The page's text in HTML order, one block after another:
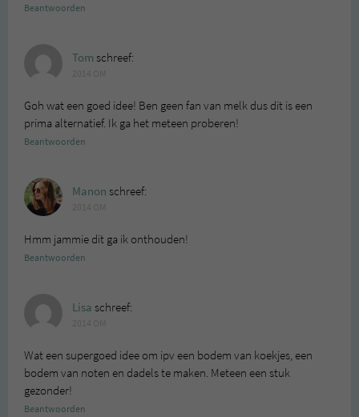
Beantwoorden
Tom schreef:
Goh wat een goed idee! Ben geen fan van melk dus dit is een
prima alternatief. Ik ga het meteen proberen!
Beantwoorden
Manon schreef:
Hmm jammie dit ga ik onthouden!
Beantwoorden
Lisa schreef:
Wat een supergoed idee om ipv een bodem van koekjes, een
bodem van noten en dadels te maken. Meteen een stuk
gezonder!
Beantwoorden